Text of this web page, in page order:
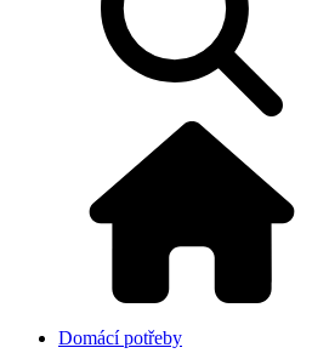
Domácí potřeby